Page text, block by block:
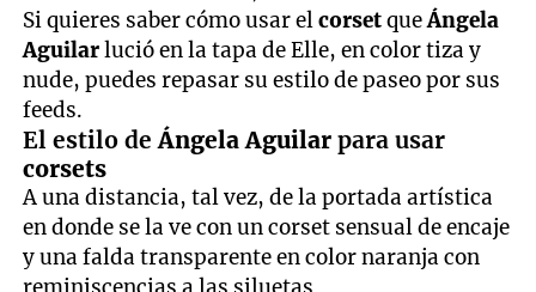
Si quieres saber cómo usar elcorsetqueÁngela
Aguilarlució en la tapa de Elle, en color tiza y
nude, puedes repasar su estilo de paseo por sus
feeds.
El estilo deÁngela Aguilar para usar
corsets
A una distancia, tal vez, de la portada artística
en donde se la ve con un corset sensual de encaje
y una falda transparente en color naranja con